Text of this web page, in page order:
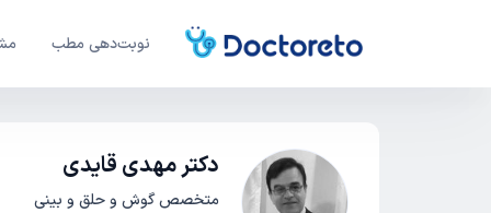
نوبت‌دهی مطب
دکتر مهدی قایدی
متخصص گوش و حلق و بینی